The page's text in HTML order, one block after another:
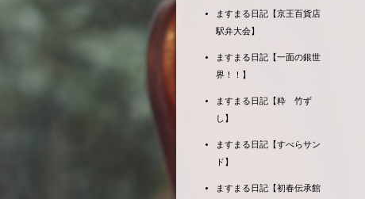
ますまる日記【京王百貨店
駅弁大会】
ますまる日記【一面の銀世
界！！】
ますまる日記【粋 竹ず
し】
ますまる日記【すべらサン
ド】
ますまる日記【初春伝承館